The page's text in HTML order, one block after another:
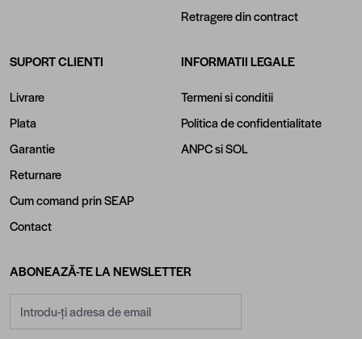
Retragere din contract
SUPORT CLIENTI
Livrare
Plata
Garantie
Returnare
Cum comand prin SEAP
Contact
INFORMATII LEGALE
Termeni si conditii
Politica de confidentialitate
ANPCsiSOL
ABONEAZĂ-TE LA NEWSLETTER